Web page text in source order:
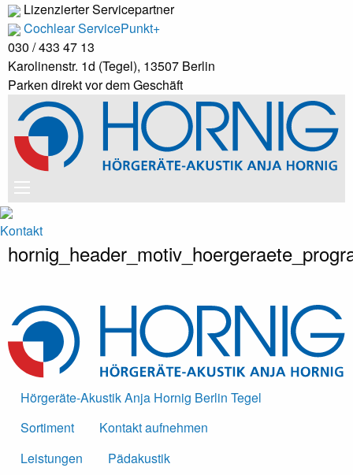
Lizenzierter Servicepartner
Cochlear ServicePunkt+
030 / 433 47 13
Karolinenstr. 1d (Tegel), 13507 Berlin
Parken direkt vor dem Geschäft
Kontakt
Hörgeräte-Akustik Anja Hornig Berlin Tegel
Sortiment
Kontakt aufnehmen
Leistungen
Pädakustik